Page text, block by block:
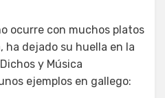
ocurre con muchos platos
ha dejado su huella en la
y Música
ejemplos en gallego: